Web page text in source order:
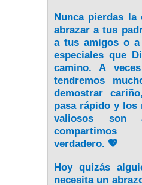
Nunca pierdas la
abrazar a tus
a tus amigos o a
especiales que
camino. A
tendremos
demostrar
pasa rápido y los
valiosos son
verdadero. 💖
Hoy quizás
necesita un